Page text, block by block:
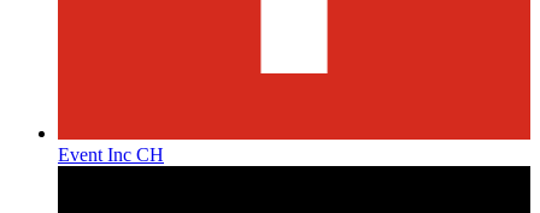
Event Inc CH